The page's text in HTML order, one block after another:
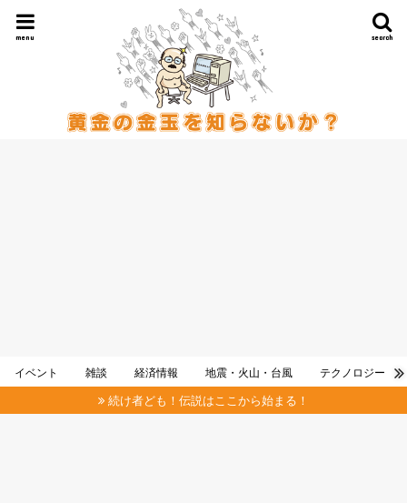
search
menu
イベント 雑談 経済情報 地震・火山・台風 テクノロジー
続け者ども！伝説はここから始まる！